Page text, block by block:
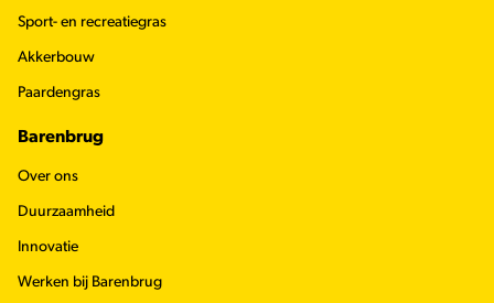
Sport- en recreatiegras
Akkerbouw
Paardengras
Barenbrug
Over ons
Duurzaamheid
Innovatie
Werken bij Barenbrug